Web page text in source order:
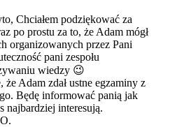
Chciałem podziękować za
po prostu za to, że Adam mógł
organizowanych przez Pani
pani zespołu
wiedzy 😉
Adam zdał ustne egzaminy z
Będę informować panią jak
najbardziej interesują.